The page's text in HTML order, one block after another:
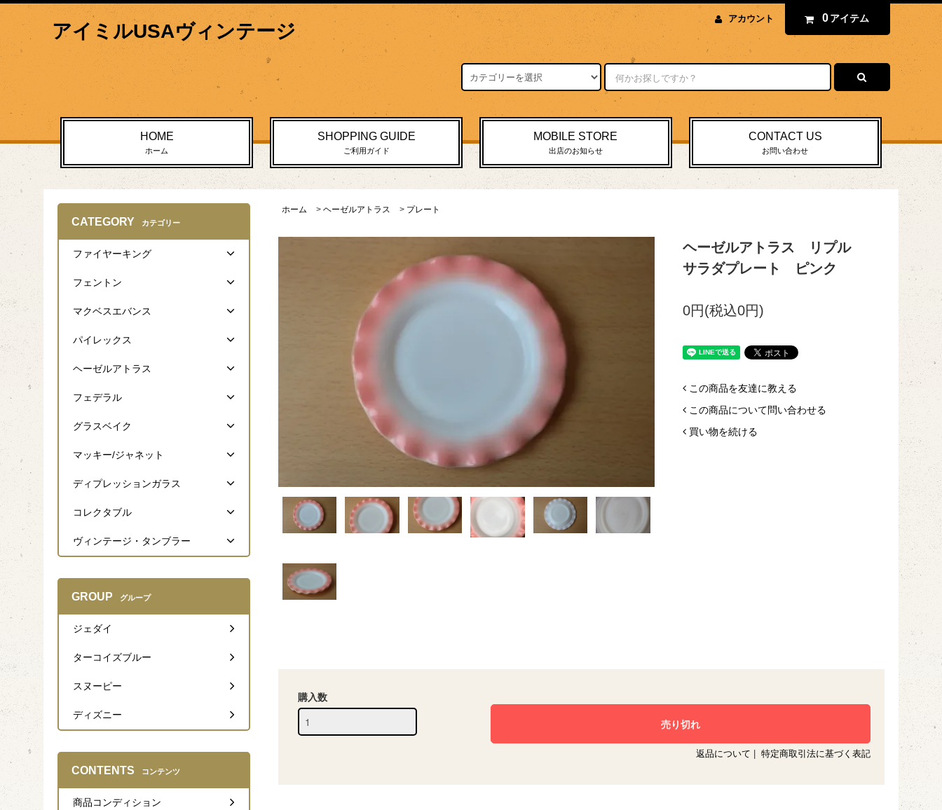
アイミルUSAヴィンテージ
アカウント 0 アイテム
HOME
ホーム
SHOPPING GUIDE
ご利用ガイド
MOBILE STORE
出店のお知らせ
CONTACT US
お問い合わせ
ホーム > ヘーゼルアトラス > プレート
ヘーゼルアトラス リプル
サラダプレート ピンク
0円(税込0円)
この商品を友達に教える
この商品について問い合わせる
買い物を続ける
購入数
返品について 特定商取引法に基づく表記
CATEGORY カテゴリー
ファイヤーキング
フェントン
マクベスエバンス
パイレックス
ヘーゼルアトラス
フェデラル
グラスベイク
マッキー/ジャネット
ディプレッションガラス
コレクタブル
ヴィンテージ・タンブラー
GROUP グループ
ジェダイ
ターコイズブルー
スヌーピー
ディズニー
CONTENTS コンテンツ
商品コンディション